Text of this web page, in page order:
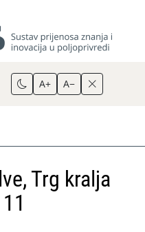
A+ A−
Trg kralja